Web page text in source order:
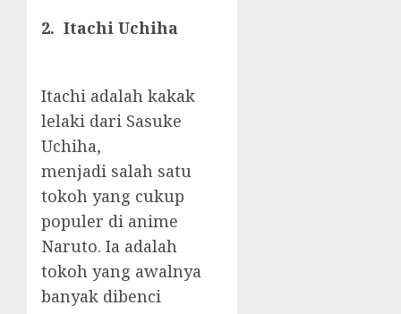
2. Itachi Uchiha
Itachi adalah kakak
lelaki dari Sasuke
Uchiha,
menjadi salah satu
tokoh yang cukup
populer di anime
Naruto. Ia adalah
tokoh yang awalnya
banyak dibenci